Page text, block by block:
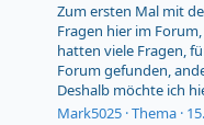
Zum ersten Mal mit
Fragen hier im
hatten viele Fragen,
Forum gefunden,
Deshalb möchte ich
Mark5025 Thema